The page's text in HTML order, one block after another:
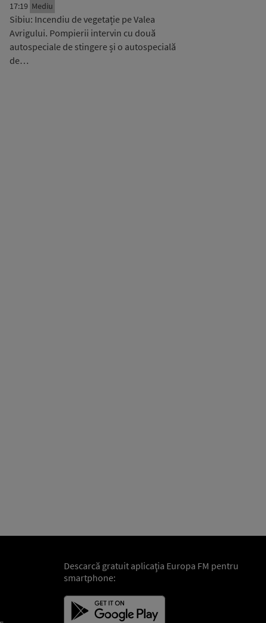
17:19 Mediu
Sibiu: Incendiu de vegetație pe Valea
Avrigului. Pompierii intervin cu două
autospeciale de stingere și o autospecială
de…
Descarcă gratuit aplicaţia Europa FM pentru
smartphone: